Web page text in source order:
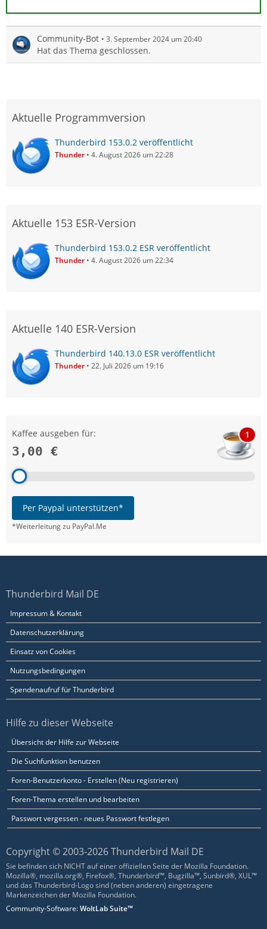
Community-Bot 3. September 2024 um 20:40
Hat das Thema geschlossen.
Aktuelle Programmversion
Thunderbird 153.0.2 veröffentlicht
Thunder 4. August 2026 um 22:28
Aktuelle 153 ESR-Version
Thunderbird 153.0.2 ESR veröffentlicht
Thunder 4. August 2026 um 22:34
Aktuelle 140 ESR-Version
Thunderbird 140.13.0 ESR veröffentlicht
Thunder 22. Juli 2026 um 19:16
Kaffee ausgeben für:
3,00 €
1
Per Paypal unterstützen*
*Weiterleitung zu PayPal.Me
Thunderbird Mail DE
Impressum & Kontakt
Datenschutzerklärung
Einsatz von Cookies
Nutzungsbedingungen
Spendenaufruf für Thunderbird
Hilfe zu dieser Webseite
Übersicht der Hilfe zur Webseite
Die Suchfunktion benutzen
Foren-Benutzerkonto - Erstellen (Neu registrieren)
Foren-Thema erstellen und bearbeiten
Passwort vergessen - neues Passwort festlegen
Copyright © 2003-2026 Thunderbird Mail DE
Sie befinden sich NICHT auf einer offiziellen Seite der Mozilla Foundation.
Mozilla®, mozilla.org®, Firefox®, Thunderbird™, Bugzilla™, Sunbird®, XUL™
und das Thunderbird-Logo sind (neben anderen) eingetragene
Markenzeichen der Mozilla Foundation.
Community-Software:WoltLab Suite™